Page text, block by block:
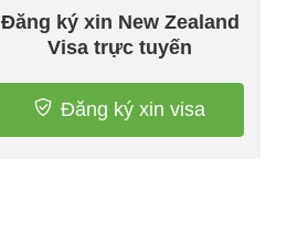
Đăng ký xin New Zealand
Visa trực tuyến
Đăng ký xin visa